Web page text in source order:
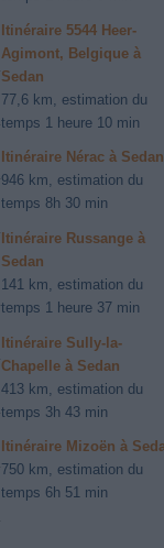
Itinéraire 5544 Heer-
Agimont, Belgique à
Sedan
77,6 km, estimation du
temps 1 heure 10 min
Itinéraire Nérac à Sedan
946 km, estimation du
temps 8h 30 min
Itinéraire Russange à
Sedan
141 km, estimation du
temps 1 heure 37 min
Itinéraire Sully-la-
Chapelle à Sedan
413 km, estimation du
temps 3h 43 min
Itinéraire Mizoën à
750 km, estimation du
temps 6h 51 min